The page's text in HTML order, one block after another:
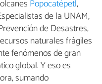
Popocatépetl,
de la UNAM,
de Desastres,
naturales frágiles
fenómenos de gran
global. Y eso es
sumando